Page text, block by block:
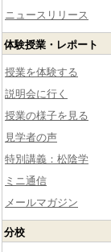
ニュースリリース
体験授業・レポート
授業を体験する
説明会に行く
授業の様子を見る
見学者の声
特別講義：松陰学
ミニ通信
メールマガジン
分校